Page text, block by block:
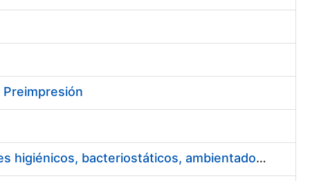
Servicio de puesta a disposición y mantenimiento de contenedores higiénicos, bacteriostáticos, ambientadores, columnas eliminadoras de olores y alfombras antideslizantes para la FNMT-RCM